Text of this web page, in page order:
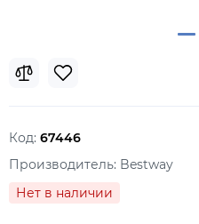
Код: 67446
Производитель: Bestway
Нет в наличии